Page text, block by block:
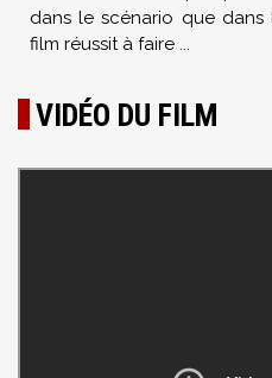
dans le scénario que
film réussit à faire ...
VIDÉO DU FILM